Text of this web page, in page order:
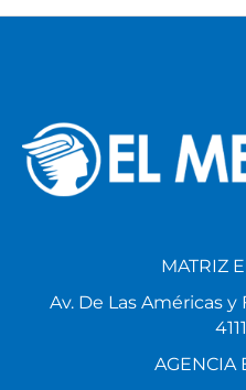
MATRIZ
Av. De Las Américas y
AGENCIA